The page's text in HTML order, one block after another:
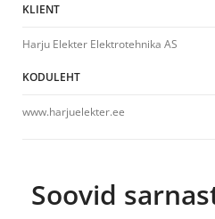
KLIENT
Harju Elekter Elektrotehnika AS
KODULEHT
www.harjuelekter.ee
Soovid